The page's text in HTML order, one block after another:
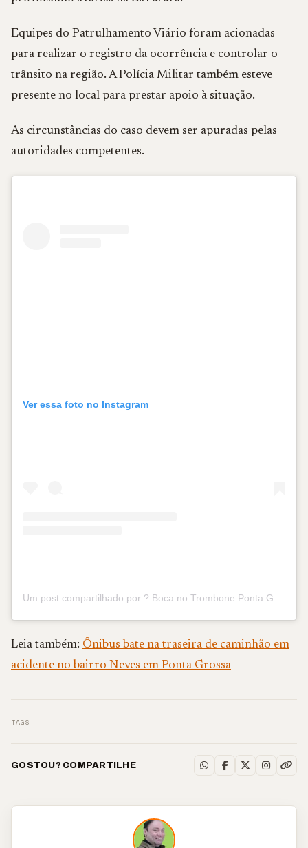
Equipes do Patrulhamento Viário foram acionadas
para realizar o registro da ocorrência e controlar o
trânsito na região. A Polícia Militar também esteve
presente no local para prestar apoio à situação.
As circunstâncias do caso devem ser apuradas pelas
autoridades competentes.
Ver essa foto no Instagram
Leia também: Ônibus bate na traseira de caminhão em
acidente no bairro Neves em Ponta Grossa
TAGS
GOSTOU? COMPARTILHE